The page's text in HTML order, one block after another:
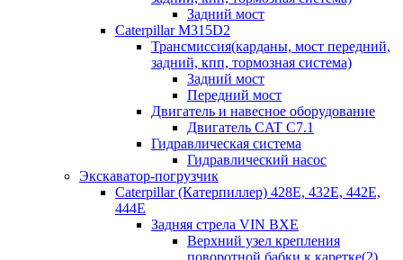
Задний мост
Caterpillar M315D2
Трансмиссия(карданы, мост передний,
задний, кпп, тормозная система)
Задний мост
Передний мост
Двигатель и навесное оборудование
Двигатель CAT C7.1
Гидравлическая система
Гидравлический насос
Экскаватор-погрузчик
Caterpillar (Катерпиллер) 428E, 432E, 442E,
444E
Задняя стрела VIN BXE
Верхний узел крепления
поворотной бабки к каретке(2)